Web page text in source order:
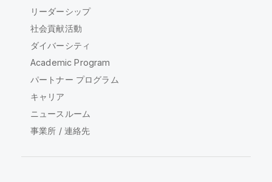
リーダーシップ
社会貢献活動
ダイバーシティ
Academic Program
パートナー プログラム
キャリア
ニュースルーム
事業所 / 連絡先